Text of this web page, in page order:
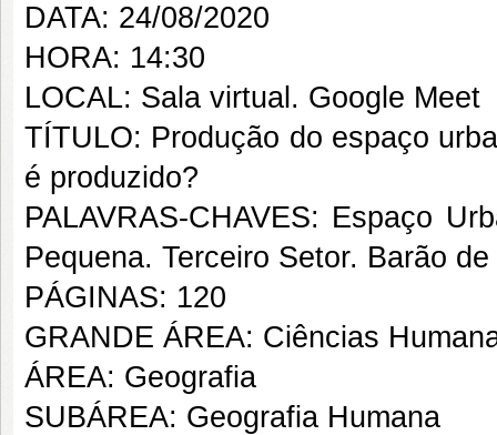
DATA: 24/08/2020
HORA: 14:30
LOCAL: Sala virtual. Google Meet
TÍTULO: Produção do espaço
é produzido?
PALAVRAS-CHAVES: Espaço
Pequena. Terceiro Setor. Barão
PÁGINAS: 120
GRANDE ÁREA: Ciências
ÁREA: Geografia
SUBÁREA: Geografia Humana